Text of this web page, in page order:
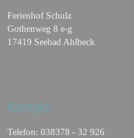
Ferienhof Schulz
Gothenweg 8 e-g
17419 Seebad Ahlbeck
Kontakt
Telefon: 038378 - 32 926